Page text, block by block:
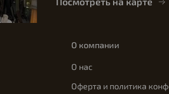
О компании
О нас
Оферта и политика